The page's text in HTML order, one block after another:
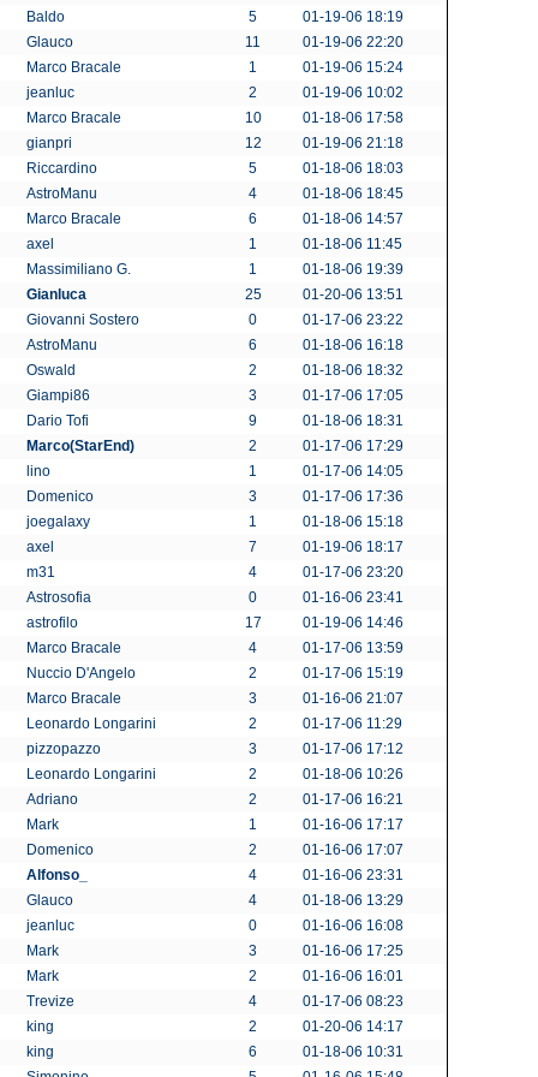
Baldo 5
01-19-06 18:19
Glauco
11
01-19-06 22:20
Marco Bracale
1
01-19-06 15:24
jeanluc
2
01-19-06 10:02
Marco Bracale
10
01-18-06 17:58
gianpri
12
01-19-06 21:18
Riccardino
5
01-18-06 18:03
AstroManu
4
01-18-06 18:45
Marco Bracale
6
01-18-06 14:57
axel
1
01-18-06 11:45
Massimiliano G.
1
01-18-06 19:39
Gianluca
25
01-20-06 13:51
Giovanni Sostero
0
01-17-06 23:22
AstroManu
6
01-18-06 16:18
Oswald
2
01-18-06 18:32
Giampi86
3
01-17-06 17:05
Dario Tofi
9
01-18-06 18:31
Marco(StarEnd)
2
01-17-06 17:29
lino
1
01-17-06 14:05
Domenico
3
01-17-06 17:36
joegalaxy
1
01-18-06 15:18
axel
7
01-19-06 18:17
m31
4
01-17-06 23:20
Astrosofia
0
01-16-06 23:41
astrofilo
17
01-19-06 14:46
Marco Bracale
4
01-17-06 13:59
Nuccio D'Angelo
2
01-17-06 15:19
Marco Bracale
3
01-16-06 21:07
Leonardo Longarini
2
01-17-06 11:29
pizzopazzo
3
01-17-06 17:12
Leonardo Longarini
2
01-18-06 10:26
Adriano
2
01-17-06 16:21
Mark
1
01-16-06 17:17
Domenico
2
01-16-06 17:07
Alfonso_
4
01-16-06 23:31
Glauco
4
01-18-06 13:29
jeanluc
0
01-16-06 16:08
Mark
3
01-16-06 17:25
Mark
2
01-16-06 16:01
Trevize
4
01-17-06 08:23
king
2
01-20-06 14:17
king
6
01-18-06 10:31